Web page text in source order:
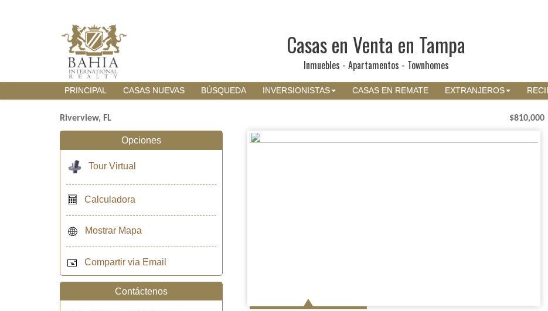
Casas en Venta en Tampa
Inmuebles - Apartamentos - Townhomes
PRINCIPAL CASAS NUEVAS BÚSQUEDA INVERSIONISTAS CASAS EN REMATE EXTRANJEROS
Riverview, FL $810,000
Opciones
Tour Virtual
Calculadora
Mostrar Mapa
Compartir via Email
Contáctenos